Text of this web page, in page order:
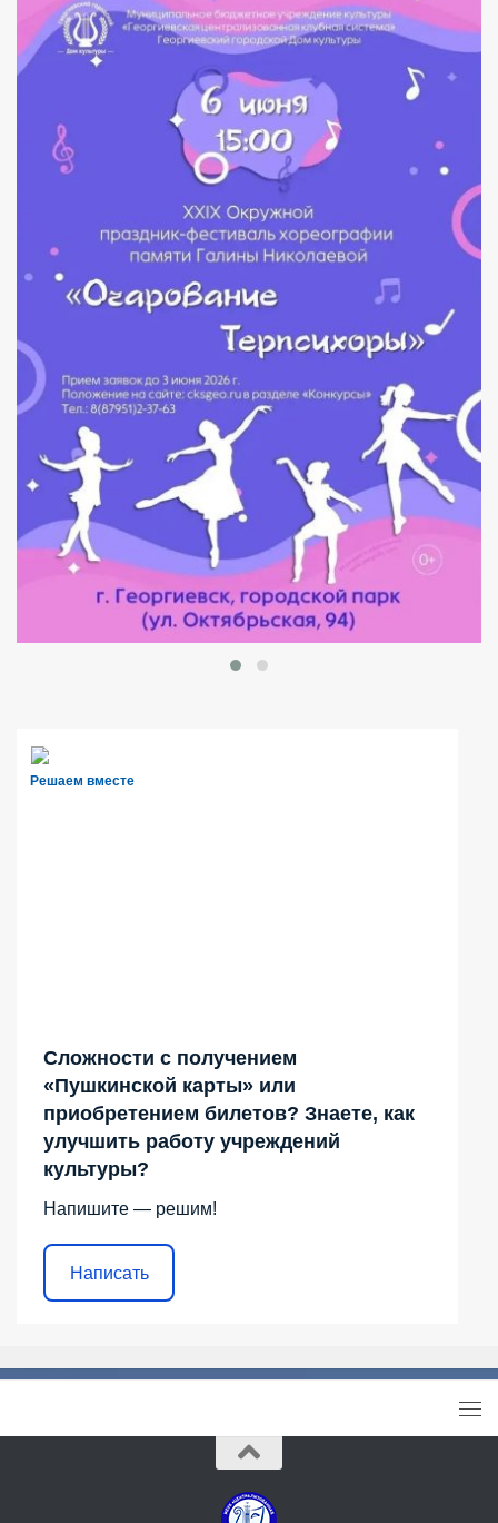
Решаем вместе
Сложности с получением
«Пушкинской карты» или
приобретением билетов? Знаете, как
улучшить работу учреждений
культуры?
Напишите — решим!
Написать